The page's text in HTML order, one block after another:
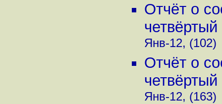
Отчёт о
Янв-12, (102)
Отчёт о
Янв-12, (163)